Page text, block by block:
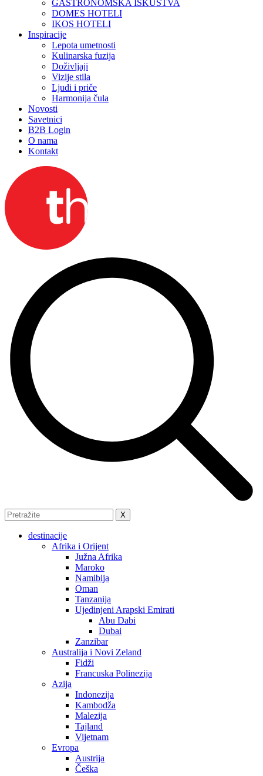
GASTRONOMSKA ISKUSTVA
DOMES HOTELI
IKOS HOTELI
Inspiracije
Lepota umetnosti
Kulinarska fuzija
Doživljaji
Vizije stila
Ljudi i priče
Harmonija čula
Novosti
Savetnici
B2B Login
O nama
Kontakt
X
destinacije
Afrika i Orijent
Južna Afrika
Maroko
Namibija
Oman
Tanzanija
Ujedinjeni Arapski Emirati
Abu Dabi
Dubai
Zanzibar
Australija i Novi Zeland
Fidži
Francuska Polinezija
Azija
Indonezija
Kambodža
Malezija
Tajland
Vijetnam
Evropa
Austrija
Češka